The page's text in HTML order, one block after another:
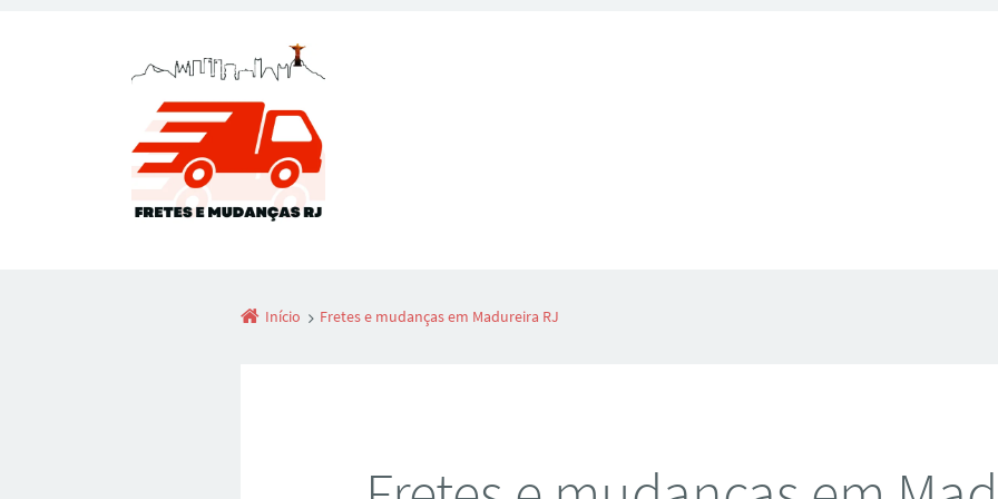
Início Fretes e mudanças em Madureira RJ